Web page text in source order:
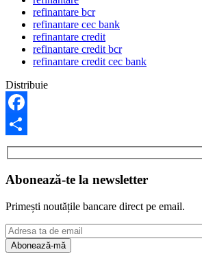
refinantare bcr
refinantare cec bank
refinantare credit
refinantare credit bcr
refinantare credit cec bank
Distribuie
Facebook
Share
Abonează-te la newsletter
Primești noutățile bancare direct pe email.